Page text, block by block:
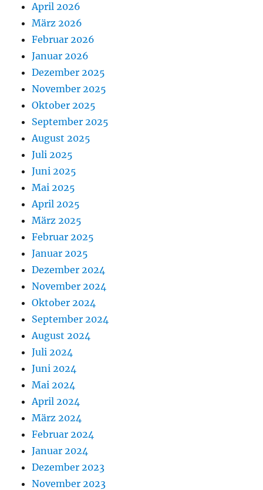
April 2026
März 2026
Februar 2026
Januar 2026
Dezember 2025
November 2025
Oktober 2025
September 2025
August 2025
Juli 2025
Juni 2025
Mai 2025
April 2025
März 2025
Februar 2025
Januar 2025
Dezember 2024
November 2024
Oktober 2024
September 2024
August 2024
Juli 2024
Juni 2024
Mai 2024
April 2024
März 2024
Februar 2024
Januar 2024
Dezember 2023
November 2023